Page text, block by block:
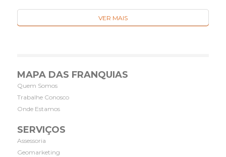
VER MAIS
MAPA DAS FRANQUIAS
Quem Somos
Trabalhe Conosco
Onde Estamos
SERVIÇOS
Assessoria
Geomarketing